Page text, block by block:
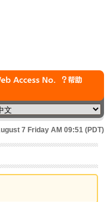
7 Friday AM 09:51 (PDT)